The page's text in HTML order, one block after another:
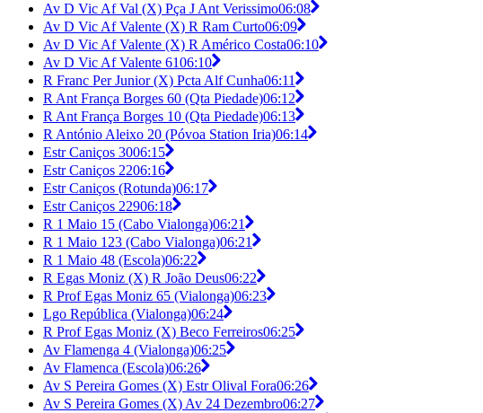
Av D Vic Af Val (X) Pça J Ant Verissimo06:08
Av D Vic Af Valente (X) R Ram Curto06:09
Av D Vic Af Valente (X) R Américo Costa06:10
Av D Vic Af Valente 6106:10
R Franc Per Junior (X) Pcta Alf Cunha06:11
R Ant França Borges 60 (Qta Piedade)06:12
R Ant França Borges 10 (Qta Piedade)06:13
R António Aleixo 20 (Póvoa Station Iria)06:14
Estr Caniços 3006:15
Estr Caniços 2206:16
Estr Caniços (Rotunda)06:17
Estr Caniços 22906:18
R 1 Maio 15 (Cabo Vialonga)06:21
R 1 Maio 123 (Cabo Vialonga)06:21
R 1 Maio 48 (Escola)06:22
R Egas Moniz (X) R João Deus06:22
R Prof Egas Moniz 65 (Vialonga)06:23
Lgo República (Vialonga)06:24
R Prof Egas Moniz (X) Beco Ferreiros06:25
Av Flamenga 4 (Vialonga)06:25
Av Flamenca (Escola)06:26
Av S Pereira Gomes (X) Estr Olival Fora06:26
Av S Pereira Gomes (X) Av 24 Dezembro06:27